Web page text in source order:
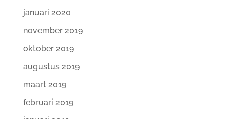
januari 2020
november 2019
oktober 2019
augustus 2019
maart 2019
februari 2019